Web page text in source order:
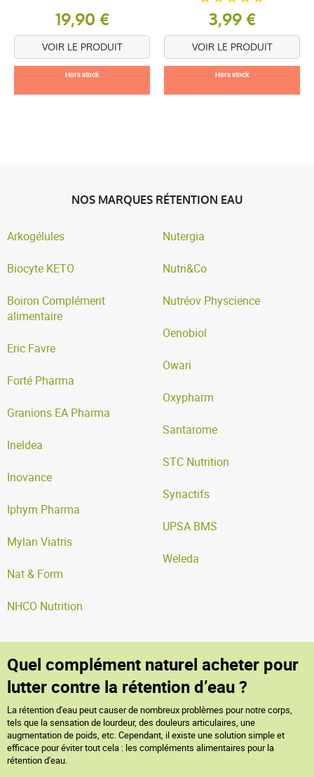
19,90 €
VOIR LE PRODUIT
Hors stock
3,99 €
VOIR LE PRODUIT
Hors stock
NOS MARQUES RÉTENTION EAU
Arkogélules
Biocyte KETO
Boiron Complément
alimentaire
Eric Favre
Forté Pharma
Granions EA Pharma
Ineldea
Inovance
Iphym Pharma
Mylan Viatris
Nat & Form
NHCO Nutrition
Nutergia
Nutri&Co
Nutréov Physcience
Oenobiol
Owari
Oxypharm
Santarome
STC Nutrition
Synactifs
UPSA BMS
Weleda
Quel complément naturel acheter pour
lutter contre la rétention d’eau ?
La rétention d'eau peut causer de nombreux problèmes pour notre corps,
tels que la sensation de lourdeur, des douleurs articulaires, une
augmentation de poids, etc. Cependant, il existe une solution simple et
efficace pour éviter tout cela : les compléments alimentaires pour la
rétention d'eau.